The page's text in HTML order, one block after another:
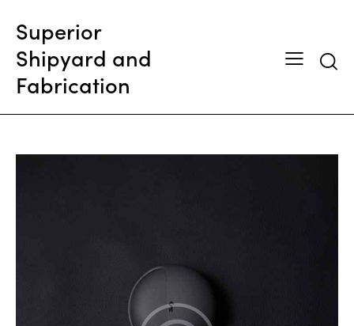
Superior
Shipyard and
Fabrication